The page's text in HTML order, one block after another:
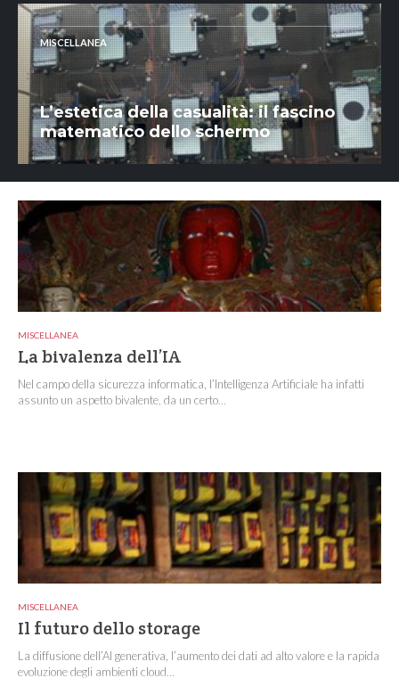
MISCELLANEA
L’estetica della casualità: il fascino
matematico dello schermo
MISCELLANEA
La bivalenza dell’IA
Nel campo della sicurezza informatica, l’Intelligenza Artificiale ha infatti
assunto un aspetto bivalente, da un certo...
MISCELLANEA
Il futuro dello storage
La diffusione dell’AI generativa, l’aumento dei dati ad alto valore e la rapida
evoluzione degli ambienti cloud...